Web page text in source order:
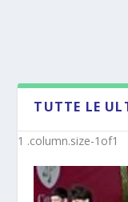
TUTTE LE